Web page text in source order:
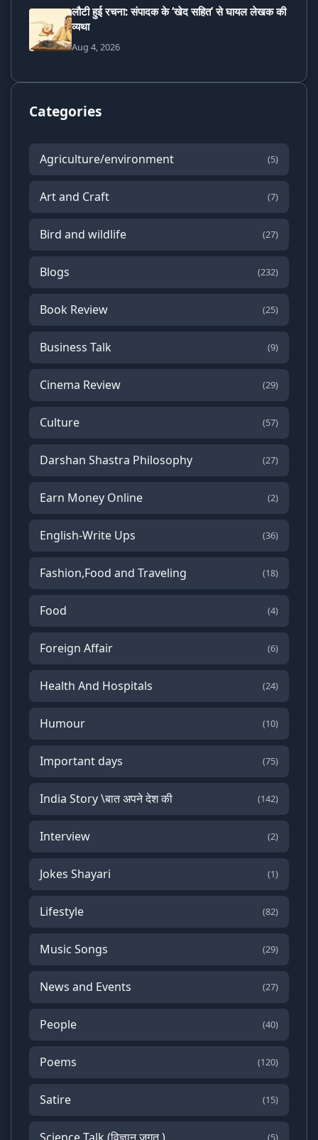
लौटी हुई रचना: संपादक के ‘खेद सहित’ से घायल लेखक की
व्यथा
Aug 4, 2026
Categories
Agriculture/environment (5)
Art and Craft (7)
Bird and wildlife (27)
Blogs (232)
Book Review (25)
Business Talk (9)
Cinema Review (29)
Culture (57)
Darshan Shastra Philosophy (27)
Earn Money Online (2)
English-Write Ups (36)
Fashion,Food and Traveling (18)
Food (4)
Foreign Affair (6)
Health And Hospitals (24)
Humour (10)
Important days (75)
India Story \बात अपने देश की (142)
Interview (2)
Jokes Shayari (1)
Lifestyle (82)
Music Songs (29)
News and Events (27)
People (40)
Poems (120)
Satire (15)
Science Talk (विज्ञान जगत ) (5)